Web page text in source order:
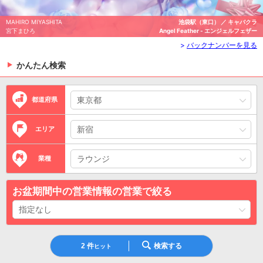
MAHIRO MIYASHITA
宮下まひろ
池袋駅（東口） ／ キャバクラ
Angel Feather - エンジェルフェザー
> バックナンバーを見る
かんたん検索
都道府県
エリア
業種
お盆期間中の営業情報の営業で絞る
2 件ヒット 検索する